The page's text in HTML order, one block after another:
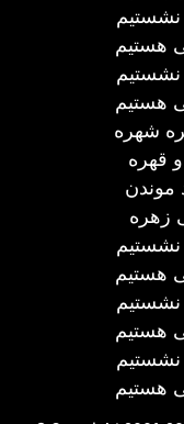
نشستیم
هستیم
نشستیم
هستیم
شهره
قهره
موندن
زهره
نشستیم
هستیم
نشستیم
هستیم
نشستیم
هستیم